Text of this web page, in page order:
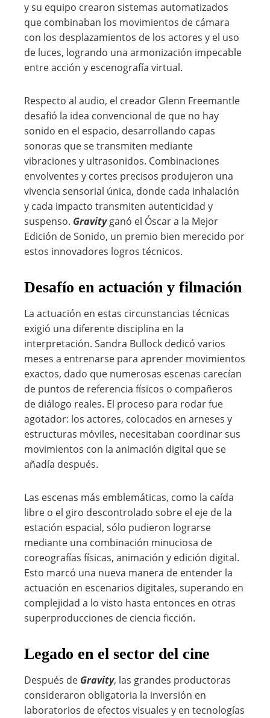
y su equipo crearon sistemas automatizados
que combinaban los movimientos de cámara
con los desplazamientos de los actores y el uso
de luces, logrando una armonización impecable
entre acción y escenografía virtual.
Respecto al audio, el creador Glenn Freemantle
desafió la idea convencional de que no hay
sonido en el espacio, desarrollando capas
sonoras que se transmiten mediante
vibraciones y ultrasonidos. Combinaciones
envolventes y cortes precisos produjeron una
vivencia sensorial única, donde cada inhalación
y cada impacto transmiten autenticidad y
suspenso. Gravityganó el Óscar a la Mejor
Edición de Sonido, un premio bien merecido por
estos innovadores logros técnicos.
Desafío en actuación y filmación
La actuación en estas circunstancias técnicas
exigió una diferente disciplina en la
interpretación. Sandra Bullock dedicó varios
meses a entrenarse para aprender movimientos
exactos, dado que numerosas escenas carecían
de puntos de referencia físicos o compañeros
de diálogo reales. El proceso para rodar fue
agotador: los actores, colocados en arneses y
estructuras móviles, necesitaban coordinar sus
movimientos con la animación digital que se
añadía después.
Las escenas más emblemáticas, como la caída
libre o el giro descontrolado sobre el eje de la
estación espacial, sólo pudieron lograrse
mediante una combinación minuciosa de
coreografías físicas, animación y edición digital.
Esto marcó una nueva manera de entender la
actuación en escenarios digitales, superando en
complejidad a lo visto hasta entonces en otras
superproducciones de ciencia ficción.
Legado en el sector del cine
Después de Gravity, las grandes productoras
consideraron obligatoria la inversión en
laboratorios de efectos visuales y en tecnologías